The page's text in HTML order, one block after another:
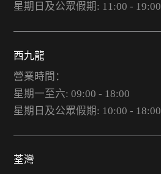
星期日及公眾假期: 11:00 - 19:00
西九龍
營業時間：
星期一至六: 09:00 - 18:00
星期日及公眾假期: 10:00 - 18:00
荃灣